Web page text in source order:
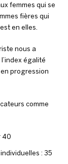
femmes qui se
fières qui
en elles.
nous a
égalité
progression
comme
40
: 35